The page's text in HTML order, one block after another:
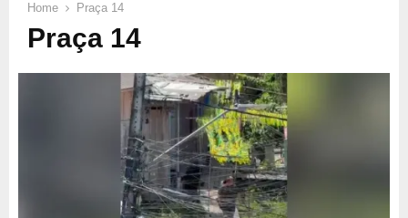
Home Praça 14
Praça 14